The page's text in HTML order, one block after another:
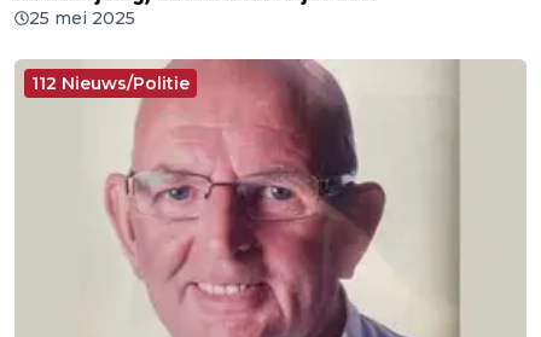
25 mei 2025
112 Nieuws/Politie